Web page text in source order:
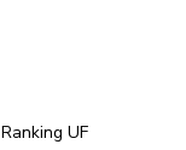
Ranking UF